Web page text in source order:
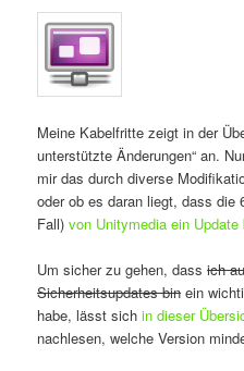
Meine Kabelfritte zeigt in der
unterstützte Änderungen“ an.
mir das durch diverse
oder ob es daran liegt, dass die
Fall)von Unitymedia ein Update
Um sicher zu gehen, dassich
Sicherheitsupdates bin ein
habe, lässt sichin dieser
nachlesen, welche Version